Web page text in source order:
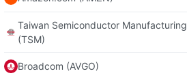
Taiwan Semiconductor Manufacturing
(TSM)
Broadcom (AVGO)